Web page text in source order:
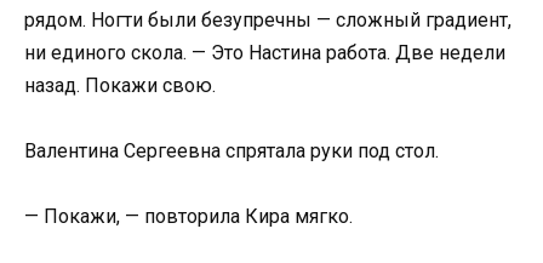
рядом. Ногти были безупречны — сложный градиент,
ни единого скола. — Это Настина работа. Две недели
назад. Покажи свою.
Валентина Сергеевна спрятала руки под стол.
— Покажи, — повторила Кира мягко.